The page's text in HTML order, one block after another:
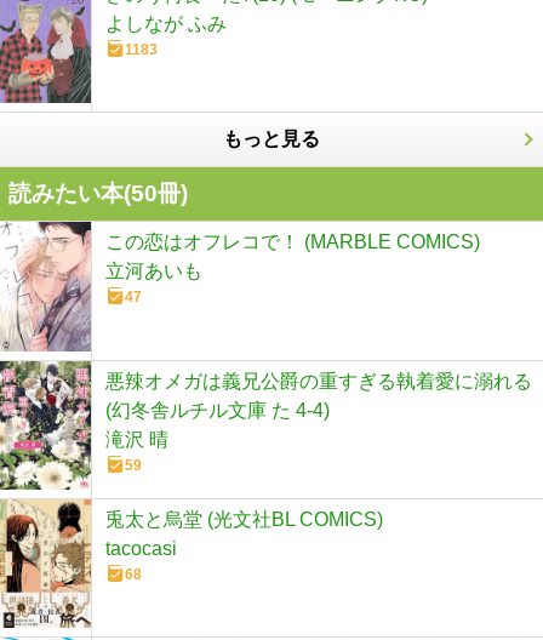
よしなが ふみ
1183
もっと見る
読みたい本(50冊)
この恋はオフレコで！ (MARBLE COMICS)
立河あいも
47
悪辣オメガは義兄公爵の重すぎる執着愛に溺れる
(幻冬舎ルチル文庫 た 4-4)
滝沢 晴
59
兎太と烏堂 (光文社BL COMICS)
tacocasi
68